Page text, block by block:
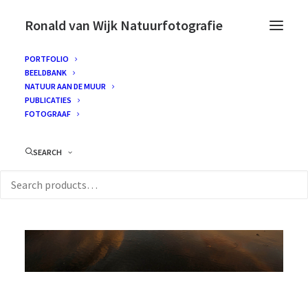
Ronald van Wijk Natuurfotografie
PORTFOLIO
BEELDBANK
NATUUR AAN DE MUUR
PUBLICATIES
FOTOGRAAF
SEARCH